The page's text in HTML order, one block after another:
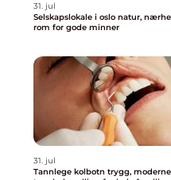
31. jul
Selskapslokale i oslo natur, nærhet og
rom for gode minner
31. jul
Tannlege kolbotn trygg, moderne